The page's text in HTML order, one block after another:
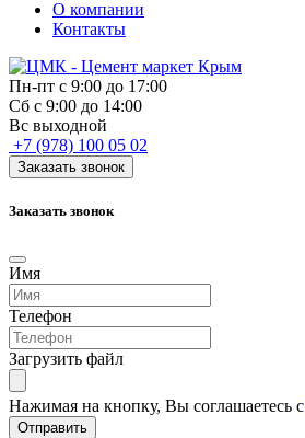
О компании
Контакты
Пн-пт с 9:00 до 17:00
Сб с 9:00 до 14:00
Вс выходной
+7 (978) 100 05 02
Заказать звонок
Заказать звонок
Имя
Телефон
Загрузить файл
Нажимая на кнопку, Вы соглашаетесь с
Отправить